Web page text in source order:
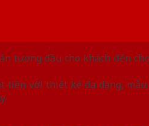
đầu cho khách đến
với thiết kế đa dạng,